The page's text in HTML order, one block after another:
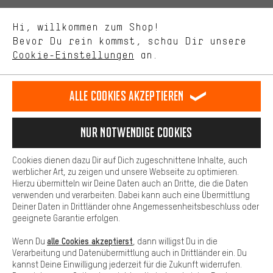
Sprache"
Deutsch
DE english
EN español
ES français
FR
VERTRAG WIDERRUFEN Aachener Community Affiliateprogramm
Datenschutz Allgemeine Geschäftsbedingungen
Hinweisgebersystem Hinweise zur Batterieentsorgung
Cookie-Einstellungen Kontrast ändern
Alle Preise verstehen sich in Euro und exkl. MwSt zuzüglich
Versandkostenfür Lieferung nachUSA.
Hi, willkommen zum Shop!
Bevor Du rein kommst, schau Dir unsere
Cookie-Einstellungen an.
Uns interessiert, was Du in unserem Shop suchst und brauchst.
selbst Einfluss auf die Verbesserung unserer Webseite und
unseres Shop-Angebots.
Dein Shopping-Erlebnis wird komfortabler. Mit Komfort-Cookies
stellen wir Verknüpfungen zu Social Media Plattformen her. So
können wir dir weitere nützliche Inhalte und Informationen zur
Verfügung stellen. Zudem hast du die Möglichkeit zusätzliche
Services zu nutzen, die es dir erleichtern die richtigen Produkte zu
finden. Beispielsweise bieten wir eine Chat-Funktion an, damit
Fragen schnell und unkompliziert beantwortet werden können.
Basis
Basis-Cookies gewährleisten, dass Du unsere Webseite
grundsätzlich nutzen kannst.
Alle Cookies akzeptieren
Nur Notwendige Cookies
Cookies dienen dazu Dir auf Dich zugeschnittene Inhalte, auch
werblicher Art, zu zeigen und unsere Webseite zu optimieren.
Hierzu übermitteln wir Deine Daten auch an Dritte, die die Daten
verwenden und verarbeiten. Dabei kann auch eine Übermittlung
Deiner Daten in Drittländer ohne Angemessenheitsbeschluss oder
geeignete Garantie erfolgen.
Wenn Du alle Cookies akzeptierst , dann willigst Du in die
Verarbeitung und Datenübermittlung auch in Drittländer ein. Du
kannst Deine Einwilligung jederzeit für die Zukunft widerrufen.